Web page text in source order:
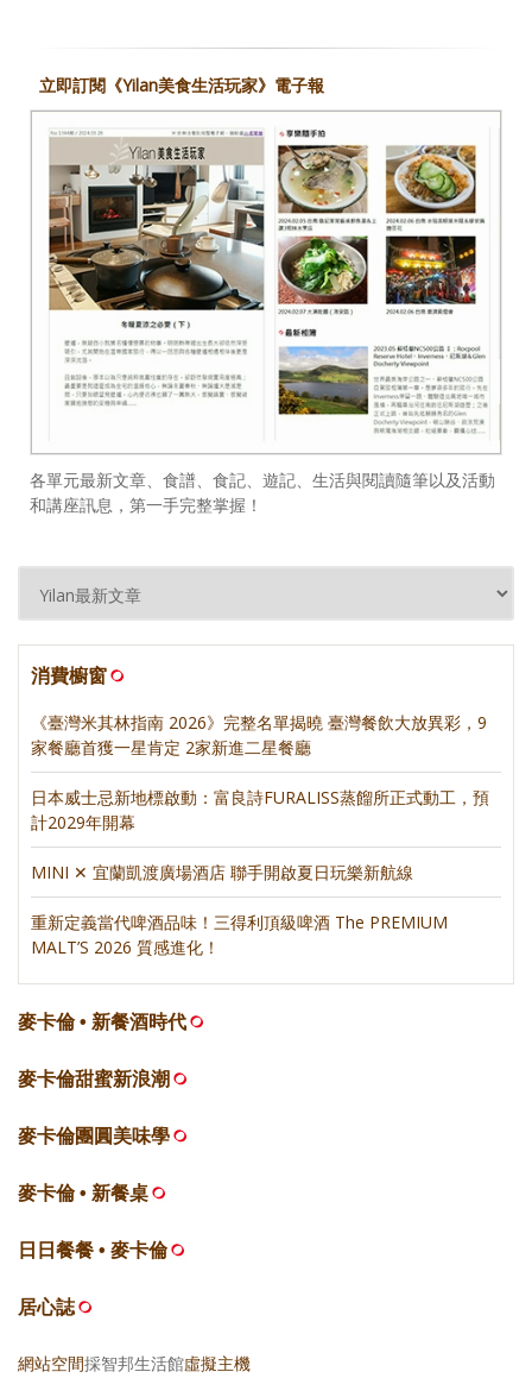
立即訂閱《Yilan美食生活玩家》電子報
各單元最新文章、食譜、食記、遊記、生活與閱讀隨筆以及活動
和講座訊息，第一手完整掌握！
消費櫥窗
《臺灣米其林指南 2026》完整名單揭曉 臺灣餐飲大放異彩，9
家餐廳首獲一星肯定 2家新進二星餐廳
日本威士忌新地標啟動：富良詩FURALISS蒸餾所正式動工，預
計2029年開幕
MINI ✕ 宜蘭凱渡廣場酒店 聯手開啟夏日玩樂新航線
重新定義當代啤酒品味！三得利頂級啤酒 The PREMIUM
MALT’S 2026 質感進化！
麥卡倫 • 新餐酒時代
麥卡倫甜蜜新浪潮
麥卡倫團圓美味學
麥卡倫 • 新餐桌
日日餐餐 • 麥卡倫
居心誌
網站空間採智邦生活館虛擬主機